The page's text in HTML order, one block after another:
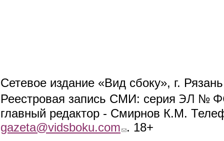
Сетевое издание «Вид сбоку», г.
Реестровая запись СМИ: серия ЭЛ №
главный редактор - Смирнов К.М.
gazeta@vidsboku.com (link sends e-mail)
. 18+